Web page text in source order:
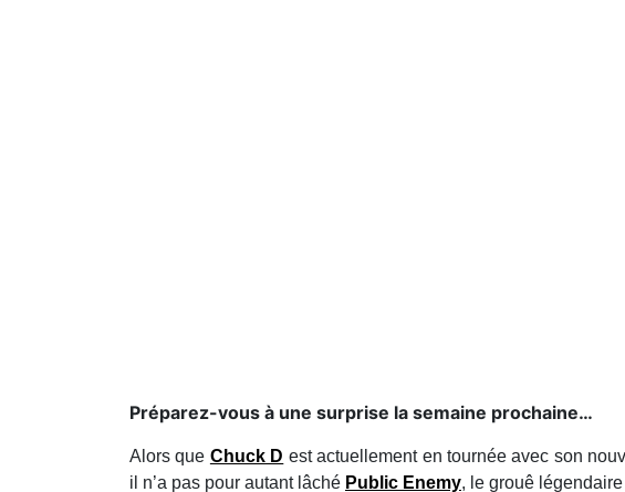
​Préparez-vous à une surprise la semaine prochaine…
Alors que Chuck D est actuellement en tournée avec son
il n’a pas pour autant lâché Public Enemy, le grouê